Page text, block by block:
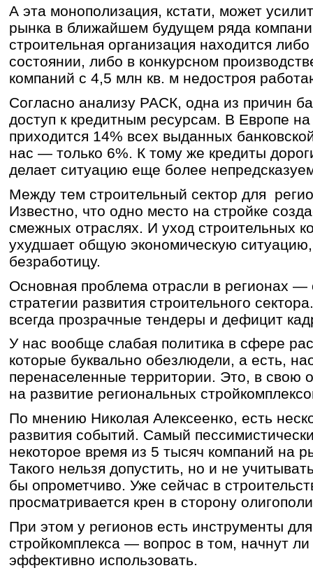
А эта монополизация, кстати, может
рынка в ближайшем будущем ряда
строительная организация находится
состоянии, либо в конкурсном
компаний с 4,5 млн кв. м недостроя
Согласно анализу РАСК, одна из причин
доступ к кредитным ресурсам. В Европе
приходится 14% всех выданных
нас — только 6%. К тому же кредиты
делает ситуацию еще более
Между тем строительный сектор для
Известно, что одно место на стройке
смежных отраслях. И уход строительных
ухудшает общую экономическую ситуацию,
безработицу.
Основная проблема отрасли в регионах —
стратегии развития строительного
всегда прозрачные тендеры и дефицит
У нас вообще слабая политика в сфере
которые буквально обезлюдели, а есть,
перенаселенные территории. Это, в свою
на развитие региональных
По мнению Николая Алексеенко, есть
развития событий. Самый
некоторое время из 5 тысяч компаний на
Такого нельзя допустить, но и не
бы опрометчиво. Уже сейчас в
просматривается крен в сторону
При этом у регионов есть инструменты
стройкомплекса — вопрос в том, начнут
эффективно использовать.